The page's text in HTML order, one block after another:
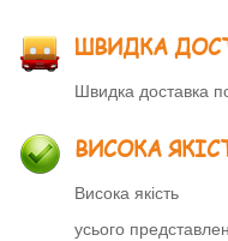
ШВИДКА
Швидка доставка по
ВИСОКА
Висока якість
усього